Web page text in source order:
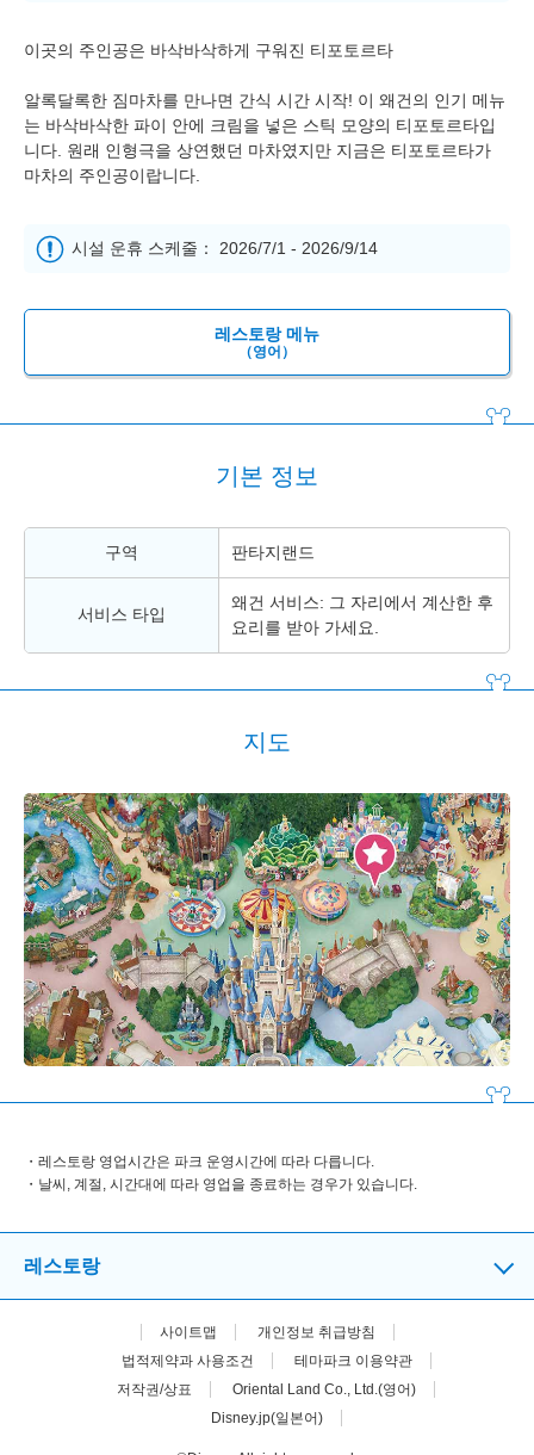
이곳의 주인공은 바삭바삭하게 구워진 티포토르타
알록달록한 짐마차를 만나면 간식 시간 시작! 이 왜건의 인기 메뉴
는 바삭바삭한 파이 안에 크림을 넣은 스틱 모양의 티포토르타입
니다. 원래 인형극을 상연했던 마차였지만 지금은 티포토르타가
마차의 주인공이랍니다.
시설 운휴 스케줄： 2026/7/1 - 2026/9/14
레스토랑 메뉴
（영어）
기본 정보
구역 판타지랜드
서비스 타입
왜건 서비스: 그 자리에서 계산한 후
요리를 받아 가세요.
지도
레스토랑 영업시간은 파크 운영시간에 따라 다릅니다.
날씨, 계절, 시간대에 따라 영업을 종료하는 경우가 있습니다.
레스토랑
사이트맵
개인정보 취급방침
법적제약과 사용조건
테마파크 이용약관
저작권/상표
Oriental Land Co., Ltd.(영어)
Disney.jp(일본어)